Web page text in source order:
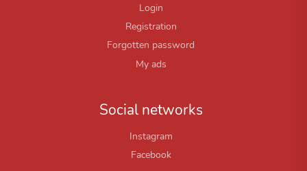
Login
Registration
Forgotten password
My ads
Social networks
Instagram
Facebook